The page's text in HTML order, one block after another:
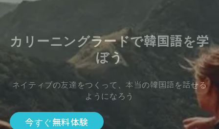
カリーニングラードで韓国語を学
ぼう
ネイティブの友達をつくって、本当の韓国語を話せる
ようになろう
今すぐ無料体験